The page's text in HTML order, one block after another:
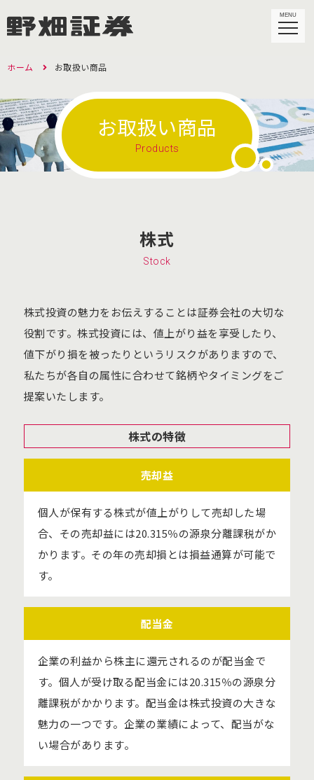
MENU
ホーム お取扱い商品
お取扱い商品
Products
株式
Stock
株式投資の魅力をお伝えすることは証券会社の大切な
役割です。株式投資には、値上がり益を享受したり、
値下がり損を被ったりというリスクがありますので、
私たちが各自の属性に合わせて銘柄やタイミングをご
提案いたします。
株式の特徴
売却益
個人が保有する株式が値上がりして売却した場
合、その売却益には20.315％の源泉分離課税がか
かります。その年の売却損とは損益通算が可能で
す。
配当金
企業の利益から株主に還元されるのが配当金で
す。個人が受け取る配当金には20.315％の源泉分
離課税がかかります。配当金は株式投資の大きな
魅力の一つです。企業の業績によって、配当がな
い場合があります。